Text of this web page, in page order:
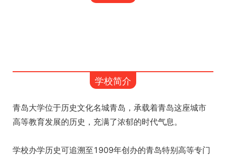
学校简介
青岛大学位于历史文化名城青岛，承载着青岛这座城市
高等教育发展的历史，充满了浓郁的时代气息。
学校办学历史可追溯至1909年创办的青岛特别高等专门